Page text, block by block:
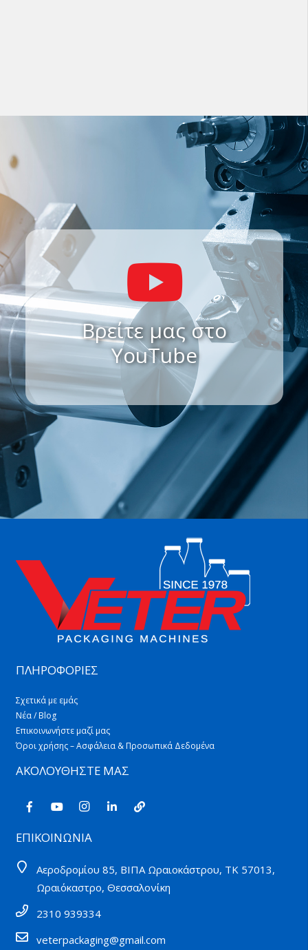
Βρείτε μας στο
YouTube
ΠΛΗΡΟΦΟΡΙΕΣ
Σχετικά με εμάς
Νέα / Blog
Επικοινωνήστε μαζί μας
Όροι χρήσης – Ασφάλεια & Προσωπικά Δεδομένα
ΑΚΟΛΟΥΘΗΣΤΕ ΜΑΣ
ΕΠΙΚΟΙΝΩΝΙΑ
Αεροδρομίου 85, ΒΙΠΑ Ωραιοκάστρου, ΤΚ 57013,
Ωραιόκαστρο, Θεσσαλονίκη
2310 939334
veterpackaging@gmail.com